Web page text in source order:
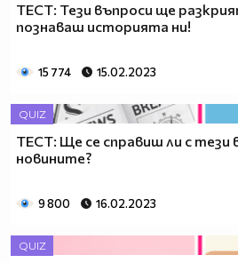
ТЕСТ: Тези въпроси ще
познаваш историята ни!
15 774 15.02.2023
QUIZ
ТЕСТ: Ще се справиш ли с тези
новините?
9 800 16.02.2023
QUIZ